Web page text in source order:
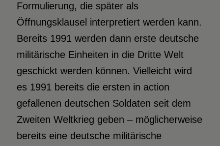
Formulierung, die später als
Öffnungsklausel interpretiert werden kann.
Bereits 1991 werden dann erste deutsche
militärische Einheiten in die Dritte Welt
geschickt werden können. Vielleicht wird
es 1991 bereits die ersten in action
gefallenen deutschen Soldaten seit dem
Zweiten Weltkrieg geben – möglicherweise
bereits eine deutsche militärische